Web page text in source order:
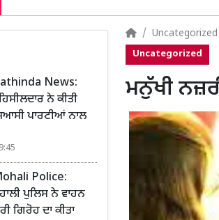
News:
ਨੇ ਕੀਤੀ
ਪਾਰਟੀਆਂ ਨਾਲ
Police:
ਪੁਲਿਸ ਨੇ ਵਾਹਨ
ਗਿਰੋਹ ਦਾ ਕੀਤਾ
Uncategorized
Uncategorized
ਮਨੁੱਖੀ